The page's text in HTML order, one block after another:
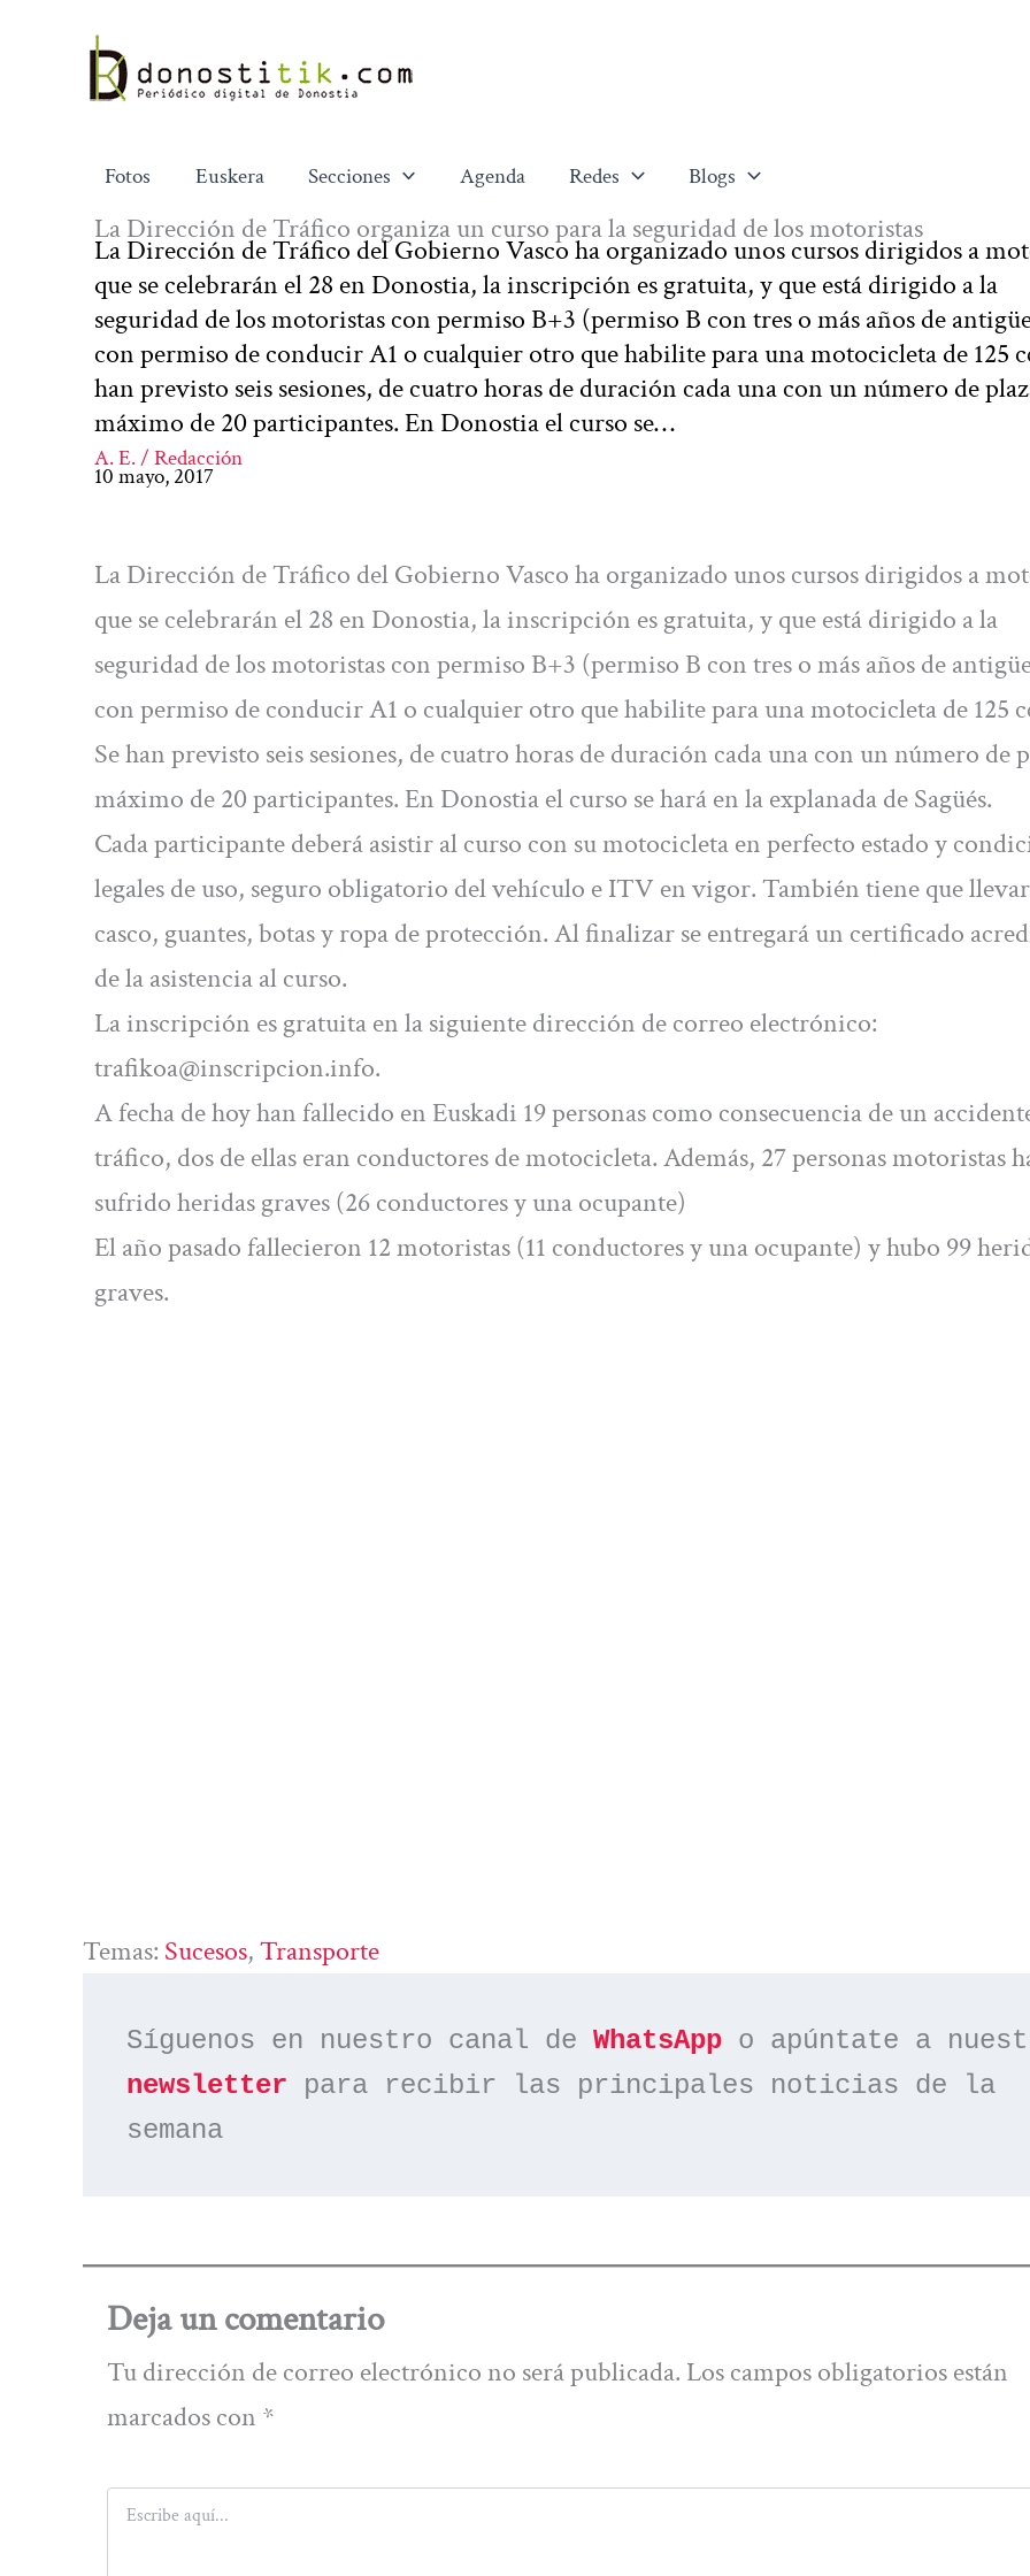
contenido
Fotos Euskera Secciones Agenda Redes Blogs
La Dirección de Tráfico organiza un curso para la seguridad de los motoristas
La Dirección de Tráfico del Gobierno Vasco ha organizado unos cursos dirigidos a
que se celebrarán el 28 en Donostia, la inscripción es gratuita, y que está dirigido a la
seguridad de los motoristas con permiso B+3 (permiso B con tres o más años de
con permiso de conducir A1 o cualquier otro que habilite para una motocicleta de 125
han previsto seis sesiones, de cuatro horas de duración cada una con un número de
máximo de 20 participantes. En Donostia el curso se…
A. E. / Redacción
10 mayo, 2017
La Dirección de Tráfico del Gobierno Vasco ha organizado unos cursos dirigidos a
que se celebrarán el 28 en Donostia, la inscripción es gratuita, y que está dirigido a la
seguridad de los motoristas con permiso B+3 (permiso B con tres o más años de
con permiso de conducir A1 o cualquier otro que habilite para una motocicleta de 125
Se han previsto seis sesiones, de cuatro horas de duración cada una con un número de
máximo de 20 participantes. En Donostia el curso se hará en la explanada de Sagüés.
Cada participante deberá asistir al curso con su motocicleta en perfecto estado y
legales de uso, seguro obligatorio del vehículo e ITV en vigor. También tiene que
casco, guantes, botas y ropa de protección. Al finalizar se entregará un certificado
de la asistencia al curso.
La inscripción es gratuita en la siguiente dirección de correo electrónico:
trafikoa@inscripcion.info.
A fecha de hoy han fallecido en Euskadi 19 personas como consecuencia de un
tráfico, dos de ellas eran conductores de motocicleta. Además, 27 personas motoristas
sufrido heridas graves (26 conductores y una ocupante)
El año pasado fallecieron 12 motoristas (11 conductores y una ocupante) y hubo 99
graves.
Temas: Sucesos, Transporte
Síguenos en nuestro canal de WhatsApp
newsletter para recibir las principales noticias de la
semana
Deja un comentario
Tu dirección de correo electrónico no será publicada. Los campos obligatorios están
marcados con *
Escribe
aquí...